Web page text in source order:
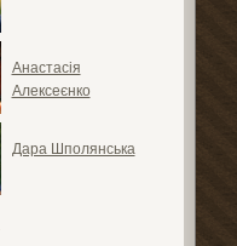
Анастасія
Алексеєнко
Дара Шполянська